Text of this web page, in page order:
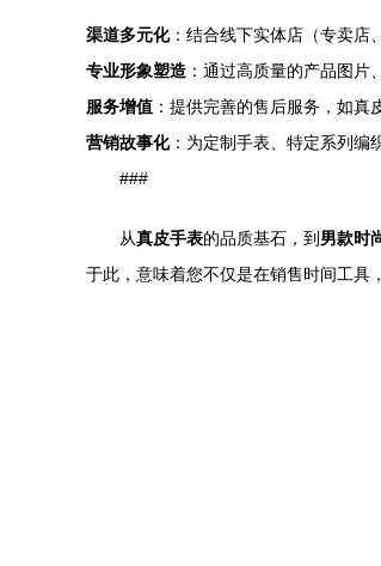
渠道多元化：结合线下实体店（专卖店
专业形象塑造 ：通过高质量的产品图片
服务增值 ：提供完善的售后服务，如真
营销故事化：为定制手表、特定系列编
###
从真皮手表的品质基石，到 男款时
于此，意味着您不仅是在销售时间工具